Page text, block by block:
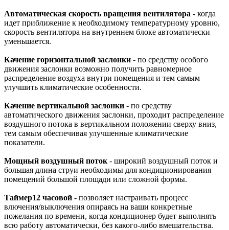
Автоматическая скорость вращения вентилятора - когда
идет приближение к необходимому температурному уровню,
скорость вентилятора на внутреннем блоке автоматически
уменьшается.
Качение горизонтальной заслонки - по средству особого
движения заслонки возможно получить равномерное
распределение воздуха внутри помещения и тем самым
улучшить климатические особенности.
Качение вертикальной заслонки - по средству
автоматического движения заслонки, проходит распределение
воздушного потока в вертикальном положении сверху вниз,
тем самым обеспечивая улучшенные климатические
показатели.
Мощный воздушный поток - широкий воздушный поток и
большая длина струи необходимы для кондиционирования
помещений большой площади или сложной формы.
Таймер12 часовой - позволяет настраивать процесс
влючения/выключения опираясь на ваши конкретные
пожелания по времени, когда кондиционер будет выполнять
всю работу автоматически, без какого-либо вмешательства.